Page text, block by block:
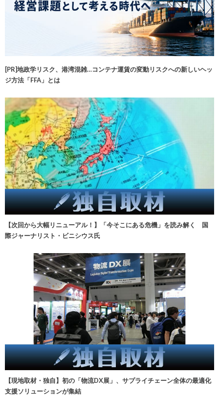
[PR]地政学リスク、港湾混雑…コンテナ運賃の変動リスクへの新しいヘッ
ジ方法「FFA」とは
【次回から大幅リニューアル！】「今そこにある危機」を読み解く 国
際ジャーナリスト・ビニシウス氏
【現地取材・独自】初の「物流DX展」、サプライチェーン全体の最適化
支援ソリューションが集結